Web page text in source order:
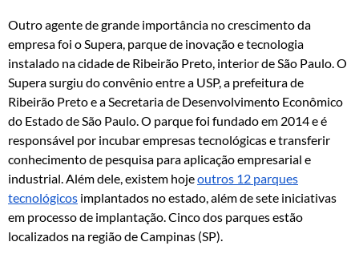
Outro agente de grande importância no crescimento da
empresa foi o Supera, parque de inovação e tecnologia
instalado na cidade de Ribeirão Preto, interior de São Paulo. O
Supera surgiu do convênio entre a USP, a prefeitura de
Ribeirão Preto e a Secretaria de Desenvolvimento Econômico
do Estado de São Paulo. O parque foi fundado em 2014 e é
responsável por incubar empresas tecnológicas e transferir
conhecimento de pesquisa para aplicação empresarial e
industrial. Além dele, existem hojeoutros 12 parques
tecnológicos implantados no estado, além de sete iniciativas
em processo de implantação. Cinco dos parques estão
localizados na região de Campinas (SP).